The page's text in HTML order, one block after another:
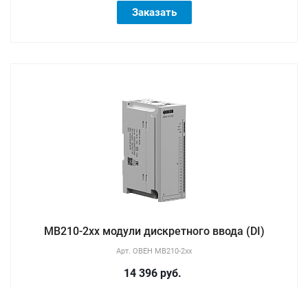
Заказать
МВ210-2хх модули дискретного ввода (DI)
Арт. ОВЕН МВ210-2хх
14 396 руб.